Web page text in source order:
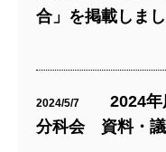
合」を掲載しまし
2024/5/7
2024年
分科会 資料・議